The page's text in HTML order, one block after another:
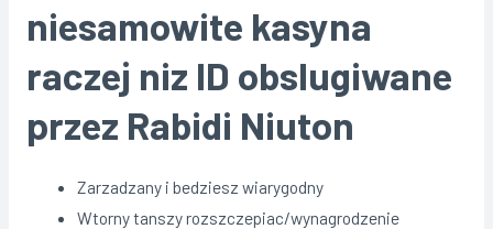
niesamowite kasyna
raczej niz ID obslugiwane
przez Rabidi Niuton
Zarzadzany i bedziesz wiarygodny
Wtorny tanszy rozszczepiac/wynagrodzenie